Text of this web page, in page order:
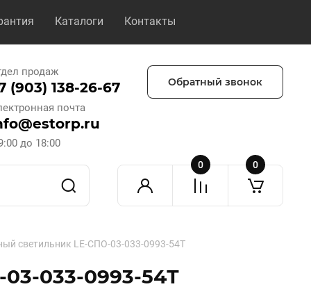
Каталоги Контакты
продаж
(903) 138-26-67
почта
до 18:00
Обратный звонок
0 0
светильник LE-СПО-03-033-0993-54Т
033-0993-54Т